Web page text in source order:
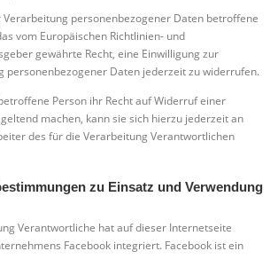
Verarbeitung personenbezogener Daten betroffene
vom Europäischen Richtlinien- und
gewährte Recht, eine Einwilligung zur
personenbezogener Daten jederzeit zu widerrufen.
Person ihr Recht auf Widerruf einer
machen, kann sie sich hierzu jederzeit an
des für die Verarbeitung Verantwortlichen
zu Einsatz und Verwendung
Verantwortliche hat auf dieser Internetseite
Facebook integriert. Facebook ist ein